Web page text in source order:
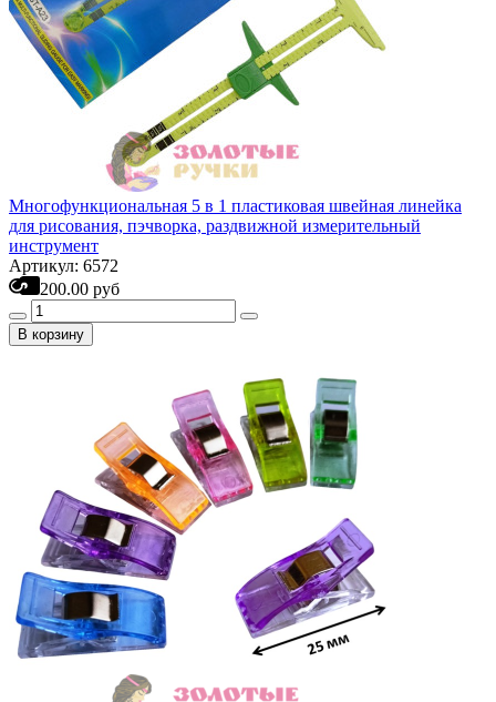
Многофункциональная 5 в 1 пластиковая швейная линейка
для рисования, пэчворка, раздвижной измерительный
инструмент
Артикул: 6572
200.00 руб
В корзину